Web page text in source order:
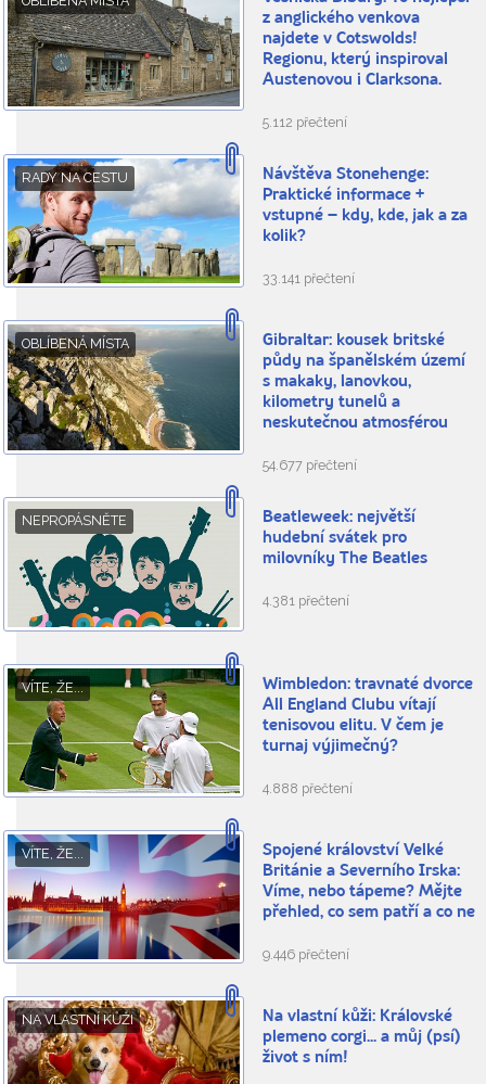
z anglického venkova
najdete v Cotswolds!
Regionu, který inspiroval
Austenovou i Clarksona.
5.112 přečtení
RADY NA CESTU
Návštěva Stonehenge:
Praktické informace +
vstupné – kdy, kde, jak a za
kolik?
33.141 přečtení
OBLÍBENÁ MÍSTA
Gibraltar: kousek britské
půdy na španělském území
s makaky, lanovkou,
kilometry tunelů a
neskutečnou atmosférou
54.677 přečtení
NEPROPÁSNĚTE
Beatleweek: největší
hudební svátek pro
milovníky The Beatles
4.381 přečtení
VÍTE, ŽE...
Wimbledon: travnaté dvorce
All England Clubu vítají
tenisovou elitu. V čem je
turnaj výjimečný?
4.888 přečtení
VÍTE, ŽE...
Spojené království Velké
Británie a Severního Irska:
Víme, nebo tápeme? Mějte
přehled, co sem patří a co ne
9.446 přečtení
NA VLASTNÍ KŮŽI
Na vlastní kůži: Královské
plemeno corgi... a můj (psí)
život s ním!